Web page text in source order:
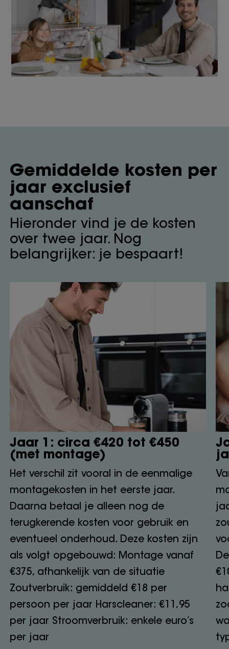
Gemiddelde kosten per
jaar exclusief
aanschaf
Hieronder vind je de kosten
over twee jaar. Nog
belangrijker: je bespaart!
Jaar 1: circa €420 tot €450
(met montage)
Het verschil zit vooral in de eenmalige
montagekosten in het eerste jaar.
Daarna betaal je alleen nog de
terugkerende kosten voor gebruik en
eventueel onderhoud. Deze kosten zijn
als volgt opgebouwd: Montage vanaf
€375, afhankelijk van de situatie
Zoutverbruik: gemiddeld €18 per
persoon per jaar Harscleaner: €11,95
per jaar Stroomverbruik: enkele euro’s
per jaar